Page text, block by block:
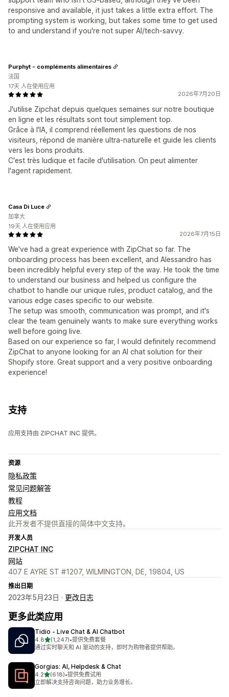
responsive and available, it just takes a little extra effort. The
prompting system is working, but takes some time to get used
to and understand if you're not super AI/tech-savvy.
2026年7月20日
J'utilise Zipchat depuis quelques semaines sur notre boutique
en ligne et les résultats sont tout simplement top.
Grâce à l'IA, il comprend réellement les questions de nos
visiteurs, répond de manière ultra-naturelle et guide les clients
vers les bons produits.
C'est très ludique et facile d'utilisation. On peut alimenter
l'agent rapidement.
Purphyt - compléments alimentaires
法国
17天 人在使用应用
2026年7月15日
We've had a great experience with ZipChat so far. The
onboarding process has been excellent, and Alessandro has
been incredibly helpful every step of the way. He took the time
to understand our business and helped us configure the
chatbot to handle our unique rules, product catalog, and the
various edge cases specific to our website.
The setup was smooth, communication was prompt, and it's
clear the team genuinely wants to make sure everything works
well before going live.
Based on our experience so far, I would definitely recommend
ZipChat to anyone looking for an AI chat solution for their
Shopify store. Great support and a very positive onboarding
experience!
Casa Di Luce
加拿大
19天 人在使用应用
支持
应用支持由 ZIPCHAT INC 提供。
资源
隐私政策
常见问题解答
教程
应用文档
此开发者不提供直接的简体中文支持。
开发人员
ZIPCHAT INC
网站
407 E AYRE ST #1207, WILMINGTON, DE, 19804, US
推出日期
2023年5月23日 · 更改日志
更多此类应用
Tidio ‑ Live Chat & AI Chatbot
4.8星（满分 5 星）
(1,247)
总共 1247 条评论
•提供免费套餐
通过实时聊天和 AI 驱动的支持，即时为购物者提供帮助。
Gorgias: AI, Helpdesk & Chat
4.2星（满分 5 星）
(618)
总共 618 条评论
•提供免费试用
立即解决支持咨询问题，助力业务增长。